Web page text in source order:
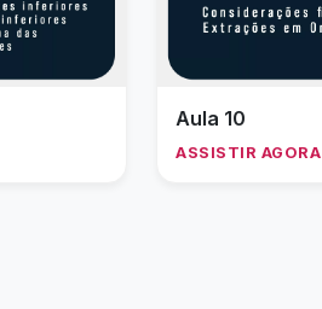
Aula 10
ASSISTIR AGORA